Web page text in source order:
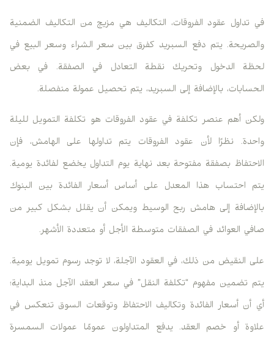
في تداول عقود الفروقات، التكاليف هي مزيج من التكاليف الضمنية
والصريحة. يتم دفع السبريد كفرق بين سعر الشراء وسعر البيع في
لحظة الدخول وتحريك نقطة التعادل في الصفقة. في بعض
الحسابات، بالإضافة إلى السبريد، يتم تحصيل عمولة منفصلة.
ولكن أهم عنصر تكلفة في عقود الفروقات هو تكلفة التمويل لليلة
واحدة. نظرًا لأن عقود الفروقات يتم تداولها على الهامش، فإن
الاحتفاظ بصفقة مفتوحة بعد نهاية يوم التداول يخضع لفائدة يومية.
يتم احتساب هذا المعدل على أساس أسعار الفائدة بين البنوك
بالإضافة إلى هامش ربح الوسيط ويمكن أن يقلل بشكل كبير من
صافي العوائد في الصفقات متوسطة الأجل أو متعددة الأشهر.
على النقيض من ذلك، في العقود الآجلة، لا توجد رسوم تمويل يومية.
يتم تضمين مفهوم “تكلفة النقل” في سعر العقد الآجل منذ البداية؛
أي أن أسعار الفائدة وتكاليف الاحتفاظ وتوقعات السوق تنعكس في
علاوة أو خصم العقد. يدفع المتداولون عمومًا عمولات السمسرة